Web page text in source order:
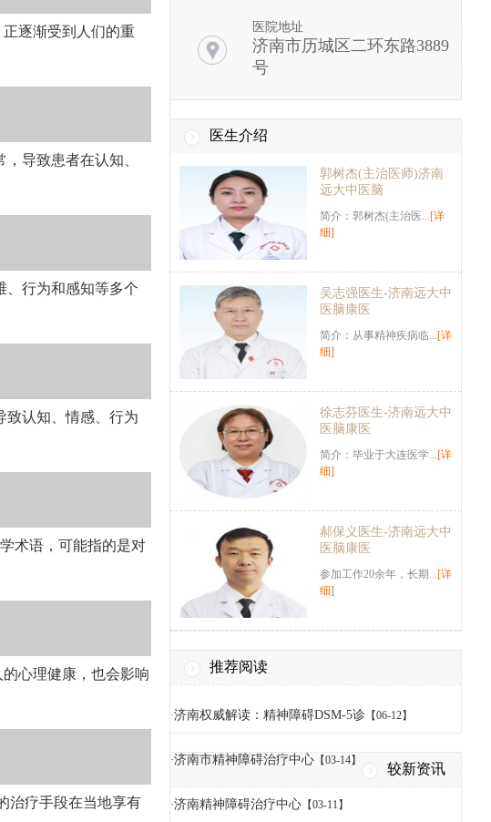
逐渐受到人们的重
导致患者在认知、
、行为和感知等多个
致认知、情感、行为
术语，可能指的是对
心理健康，也会影响
治疗手段在当地享有
医院地址
济南市历城区二环东路3889
号
医生介绍
郭树杰(主治医师)济南
远大中医脑
简介：郭树杰(主治医...[详
细]
吴志强医生-济南远大中
医脑康医
简介：从事精神疾病临...[详
细]
徐志芬医生-济南远大中
医脑康医
简介：毕业于大连医学...[详
细]
郝保义医生-济南远大中
医脑康医
参加工作20余年，长期...[详
细]
推荐阅读
·济南权威解读：精神障碍DSM-5诊 【06-12】
·济南市精神障碍治疗中心 【03-14】
·济南精神障碍治疗中心 【03-11】
较新资讯